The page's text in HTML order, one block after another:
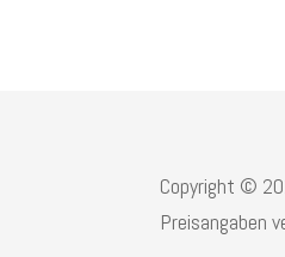
Copyright ©
Preisangaben